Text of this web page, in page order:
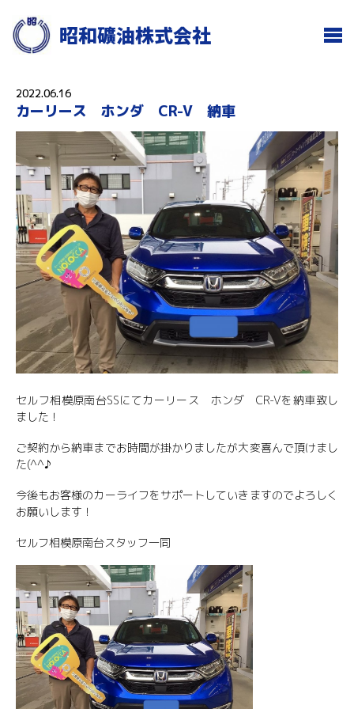
昭和礦油株式会社
2022.06.16
カーリース ホンダ CR-V 納車
セルフ相模原南台SSにてカーリース ホンダ CR-Vを納車致し
ました！
ご契約から納車までお時間が掛かりましたが大変喜んで頂けまし
た(^^♪
今後もお客様のカーライフをサポートしていきますのでよろしく
お願いします！
セルフ相模原南台スタッフ一同